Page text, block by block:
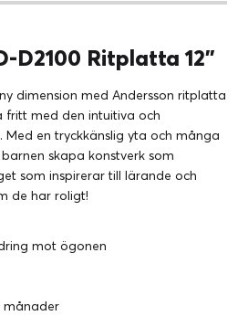
D2100 Ritplatta 12"
dimension med Andersson ritplatta
med den intuitiva och
en tryckkänslig yta och många
skapa konstverk som
som inspirerar till lärande och
de har roligt!
mot ögonen
månader